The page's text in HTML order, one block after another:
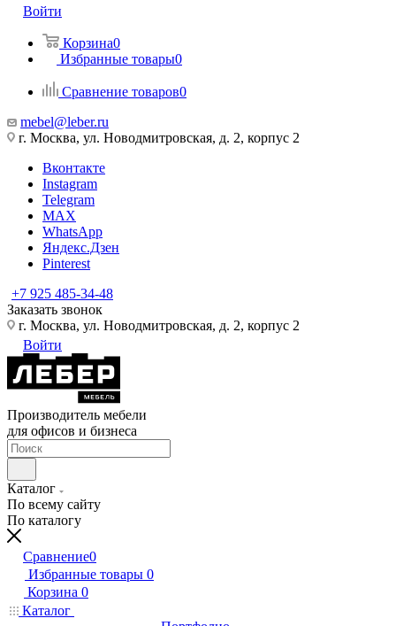
Войти
Корзина0
Избранные товары0
Сравнение товаров0
mebel@leber.ru
г. Москва, ул. Новодмитровская, д. 2, корпус 2
Вконтакте
Instagram
Telegram
MAX
WhatsApp
Яндекс.Дзен
Pinterest
+7 925 485-34-48
Заказать звонок
г. Москва, ул. Новодмитровская, д. 2, корпус 2
Войти
Производитель мебели
для офисов и бизнеса
Каталог
По всему сайту
По каталогу
Сравнение0
Избранные товары 0
Корзина 0
Каталог